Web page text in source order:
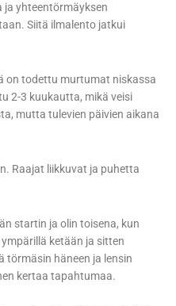
ja yhteentörmäyksen
Siitä ilmalento jatkui
on todettu murtumat niskassa
2-3 kuukautta, mikä veisi
mutta tulevien päivien aikana
Raajat liikkuvat ja puhetta
startin ja olin toisena, kun
ketään ja sitten
törmäsin häneen ja lensin
kertaa tapahtumaa.